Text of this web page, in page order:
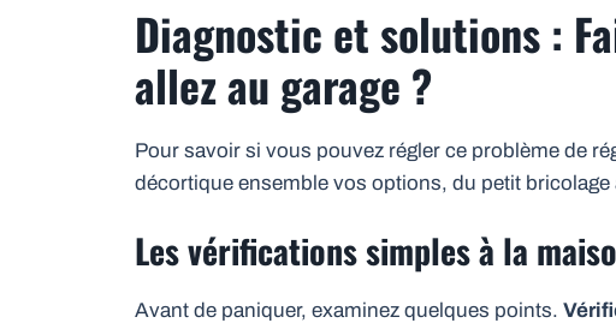
Diagnostic et solutions :
allez au garage ?
Pour savoir si vous pouvez régler ce problème de
décortique ensemble vos options, du petit bricolage
Les vérifications simples à la
Avant de paniquer, examinez quelques points.